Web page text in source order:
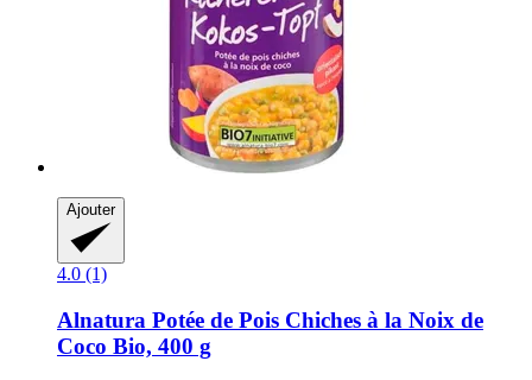
Ajouter
4.0 (1)
Alnatura Potée de Pois Chiches à la Noix de
Coco Bio, 400 g